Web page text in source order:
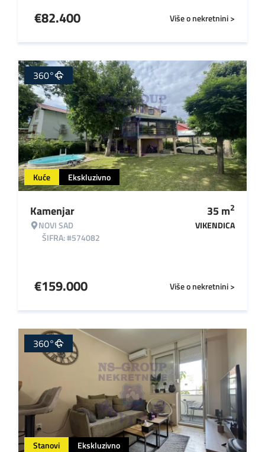
Više o nekretnini >
€82.400
Kuće Ekskluzivno
360°
Kamenjar
NOVI SAD
ŠIFRA: #574082
35m2
VIKENDICA
Više o nekretnini >
€159.000
Stanovi Ekskluzivno
360°